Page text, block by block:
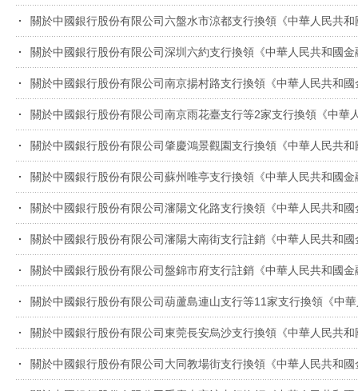
關於中國銀行股份有限公司六盤水市涼都支行換領《中華人民共
關於中國銀行股份有限公司深圳六約支行換領《中華人民共和國
關於中國銀行股份有限公司南京揚村路支行換領《中華人民共和
關於中國銀行股份有限公司南京雨花臺支行等2家支行換領《中華
關於中國銀行股份有限公司肇慶鴻景觀園支行換領《中華人民共
關於中國銀行股份有限公司蘇州唯亭支行換領《中華人民共和國
關於中國銀行股份有限公司瀋陽文化路支行換領《中華人民共和
關於中國銀行股份有限公司瀋陽大南街支行註銷《中華人民共和
關於中國銀行股份有限公司盤錦市府支行註銷《中華人民共和國
關於中國銀行股份有限公司葫蘆島連山支行等11家支行換領《中
關於中國銀行股份有限公司東莞長安烏沙支行換領《中華人民共
關於中國銀行股份有限公司大同教場街支行換領《中華人民共和